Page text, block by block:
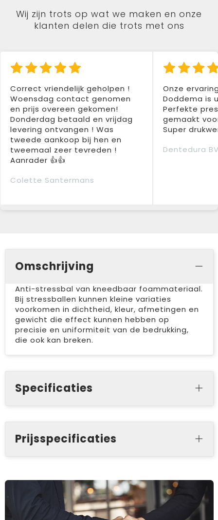
Wij zijn trots op wat we maken en onze
klanten delen die trots met ons
Correct vriendelijk geholpen !
Woensdag contact genomen
en prijs overeen gekomen!
Donderdag betaald en vrijdag
levering ontvangen ! Was
tweede aankoop bij hen en
tweemaal zeer tevreden !
Aanrader 👍👍
Colette Santermans
Onze
Doddema is
Perfekte
gemaakt
Super
Dentedura
Omschrijving
Anti-stressbal van kneedbaar foammateriaal.
Bij stressballen kunnen kleine variaties
voorkomen in dichtheid, kleur, afmetingen en
gewicht die effect kunnen hebben op
precisie en uniformiteit van de bedrukking,
die ook kan breken.
Specificaties
Prijsspecificaties